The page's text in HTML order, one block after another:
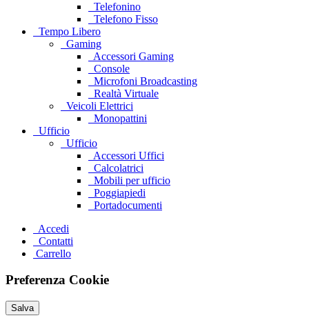
Telefonino
Telefono Fisso
Tempo Libero
Gaming
Accessori Gaming
Console
Microfoni Broadcasting
Realtà Virtuale
Veicoli Elettrici
Monopattini
Ufficio
Ufficio
Accessori Uffici
Calcolatrici
Mobili per ufficio
Poggiapiedi
Portadocumenti
Accedi
Contatti
Carrello
Preferenza Cookie
Salva